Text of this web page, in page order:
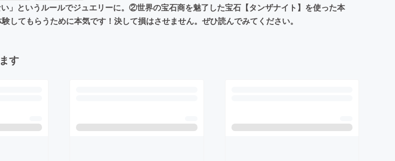
」というルールでジュエリーに。②世界の宝石商を魅了した宝石【タンザナイト】を使った本
てもらうために本気です！決して損はさせません。ぜひ読んでみてください。
す